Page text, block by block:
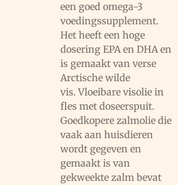
een goed omega-3
voedingssupplement.
Het heeft een hoge
dosering EPA en DHA en
is gemaakt van verse
Arctische wilde
vis.Vloeibare visolie in
fles met doseerspuit.
Goedkopere zalmolie die
vaak aan huisdieren
wordt gegeven en
gemaakt is van
gekweekte zalm bevat